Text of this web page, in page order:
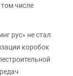
числе
рус» не стал
коробок